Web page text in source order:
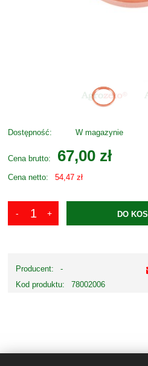
Dostępność: W magazynie
Cena brutto: 67,00 zł
Cena netto: 54,47 zł
DO
Producent:
-
Kod produktu:
78002006